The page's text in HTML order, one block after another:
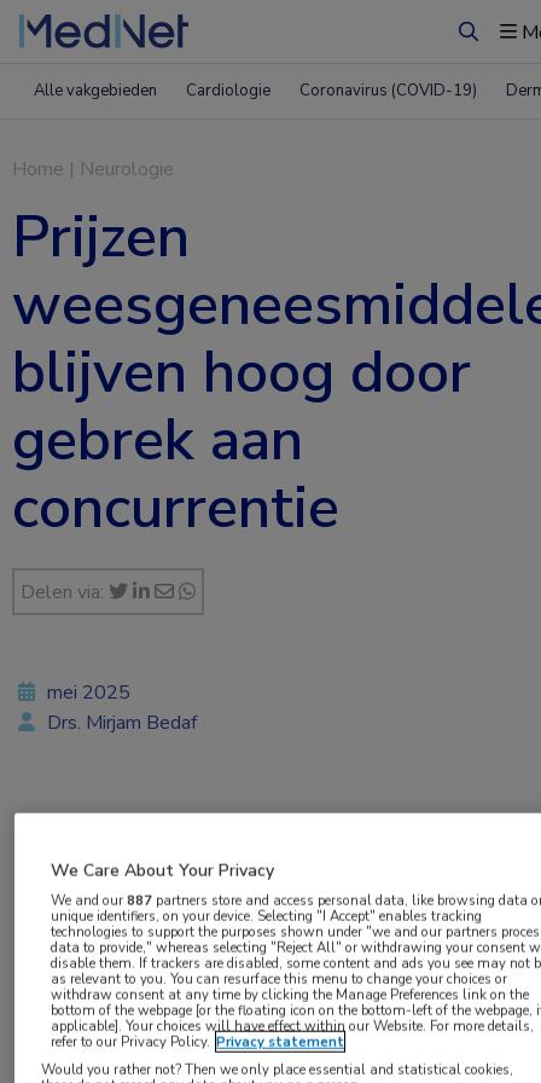
Zoeken
Alle vakgebieden Cardiologie Coronavirus (COVID-19)
Home | Neurologie
Prijzen
blijven hoog door
gebrek aan
concurrentie
Delen via:
mei 2025
Drs. Mirjam Bedaf
Hematologie
Kindergeneeskunde Longziekten,
Neurologie,Oncologie
We Care About Your Privacy
We and our887 partners store and access personal data, like browsing data
unique identifiers, on your device. Selecting "I Accept" enables tracking
technologies to support the purposes shown under "we and our partners
data to provide," whereas selecting "Reject All" or withdrawing your consent
disable them. If trackers are disabled, some content and ads you see may not
as relevant to you. You can resurface this menu to change your choices or
withdraw consent at any time by clicking the Manage Preferences link on the
bottom of the webpage [or the floating icon on the bottom-left of the webpage,
applicable]. Your choices will have effect within our Website. For more details,
refer to our Privacy Policy. Privacy statement
Would you rather not? Then we only place essential and statistical cookies,